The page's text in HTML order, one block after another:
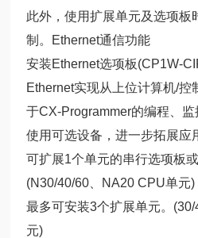
此外，使用扩展单元及选项板
制。 Ethernet通信功能
安装Ethernet选项板(CP1W-
Ethernet实现从上位计算机/控
于CX-Programmer的编程、
使用可选设备，进一步拓展应
可扩展1个单元的串行选项板
(N30/40/60、NA20 CPU单元)
最多可安装3个扩展单元。
元)